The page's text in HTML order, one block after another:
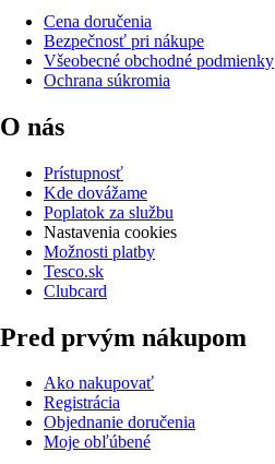
Cena doručenia
Bezpečnosť pri nákupe
Všeobecné obchodné podmienky
Ochrana súkromia
O nás
Prístupnosť
Kde dovážame
Poplatok za službu
Nastavenia cookies
Možnosti platby
Tesco.sk
Clubcard
Pred prvým nákupom
Ako nakupovať
Registrácia
Objednanie doručenia
Moje obľúbené